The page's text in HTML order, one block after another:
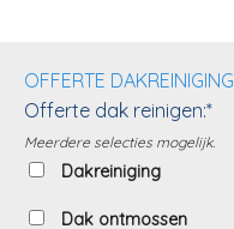
OFFERTE DAKREINIGING
Offerte dak reinigen:*
Meerdere selecties mogelijk.
Dakreiniging
Dak ontmossen